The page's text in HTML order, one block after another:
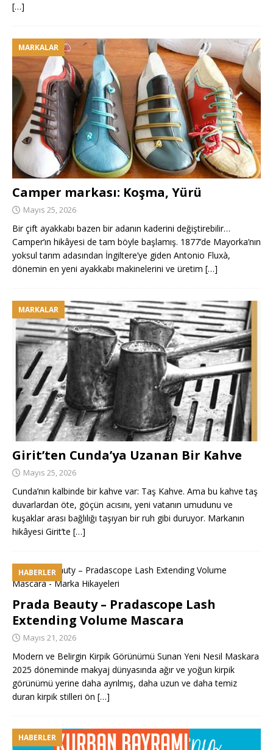
[…]
MARKALAR
Camper markası: Koşma, Yürü
Mayıs 25, 2026
Bir çift ayakkabı bazen bir adanın kaderini değiştirebilir…
Camper’ın hikâyesi de tam böyle başlamış. 1877’de Mayorka’nın
yoksul tarım adasından İngiltere’ye giden Antonio Fluxà,
dönemin en yeni ayakkabı makinelerini ve üretim […]
MARKALAR
Girit’ten Cunda’ya Uzanan Bir Kahve
Mayıs 25, 2026
Cunda’nın kalbinde bir kahve var: Taş Kahve. Ama bu kahve taş
duvarlardan öte, göçün acısını, yeni vatanın umudunu ve
kuşaklar arası bağlılığı taşıyan bir ruh gibi duruyor. Markanın
hikâyesi Girit’te […]
HABERLER
Prada Beauty – Pradascope Lash
Extending Volume Mascara
Mayıs 21, 2026
Modern ve Belirgin Kirpik Görünümü Sunan Yeni Nesil Maskara
2025 döneminde makyaj dünyasında ağır ve yoğun kirpik
görünümü yerine daha ayrılmış, daha uzun ve daha temiz
duran kirpik stilleri ön […]
HABERLER